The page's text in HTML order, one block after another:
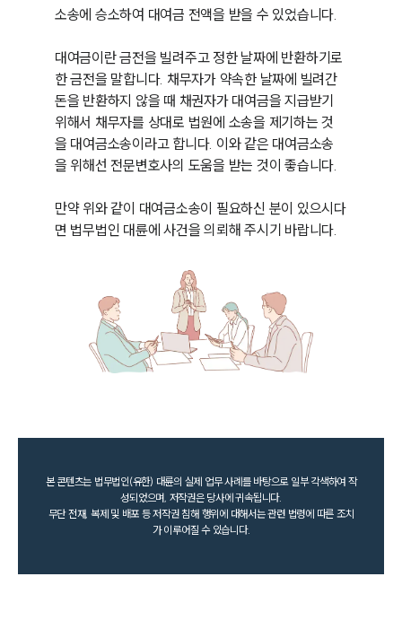
소송에 승소하여 대여금 전액을 받을 수 있었습니다.
대여금이란 금전을 빌려주고 정한 날짜에 반환하기로
한 금전을 말합니다. 채무자가 약속한 날짜에 빌려간
돈을 반환하지 않을 때 채권자가 대여금을 지급받기
위해서 채무자를 상대로 법원에 소송을 제기하는 것
을 대여금소송이라고 합니다. 이와 같은 대여금소송
을 위해선 전문변호사의 도움을 받는 것이 좋습니다.
만약 위와 같이 대여금소송이 필요하신 분이 있으시다
면 법무법인 대륜에 사건을 의뢰해 주시기 바랍니다.
본 콘텐츠는 법무법인(유한) 대륜의 실제 업무 사례를 바탕으로 일부 각색하여 작
성되었으며, 저작권은 당사에 귀속됩니다.
무단 전재, 복제 및 배포 등 저작권 침해 행위에 대해서는 관련 법령에 따른 조치
가 이루어질 수 있습니다.